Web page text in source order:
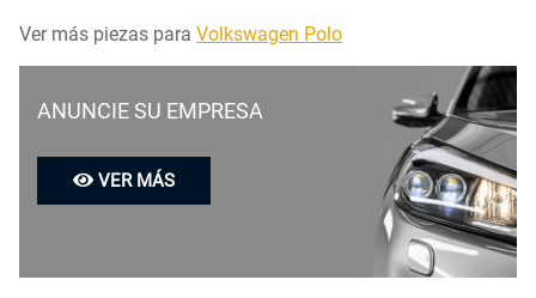
Ver más piezas para Volkswagen Polo
ANUNCIE SU EMPRESA
VER MÁS